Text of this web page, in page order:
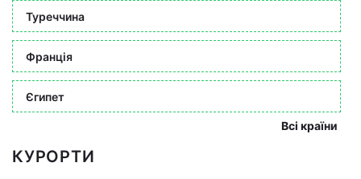
Туреччина
Франція
Єгипет
Всі країни
КУРОРТИ